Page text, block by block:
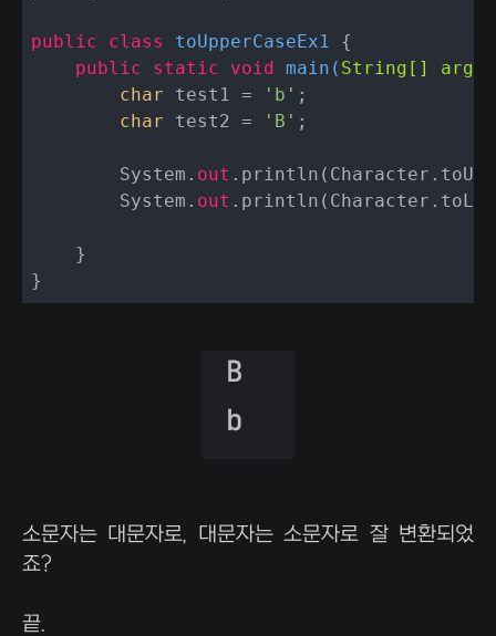
public class toUpperCaseEx1
{
public
static void main ( String[] args
char test1 = 'b' ;
char test2 = 'B' ;
        System.
out
        System.
out
    }
소문자는 대문자로, 대문자는 소문자로 잘 변환되었
죠?
끝.